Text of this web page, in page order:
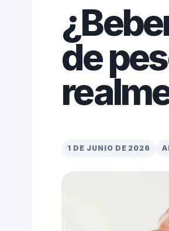
de
1 DE JUNIO DE 2026